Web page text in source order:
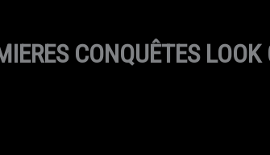
CONQUÊTES